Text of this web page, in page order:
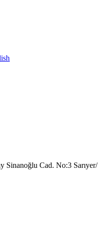
Sinanoğlu Cad. No:3 Sarıyer/